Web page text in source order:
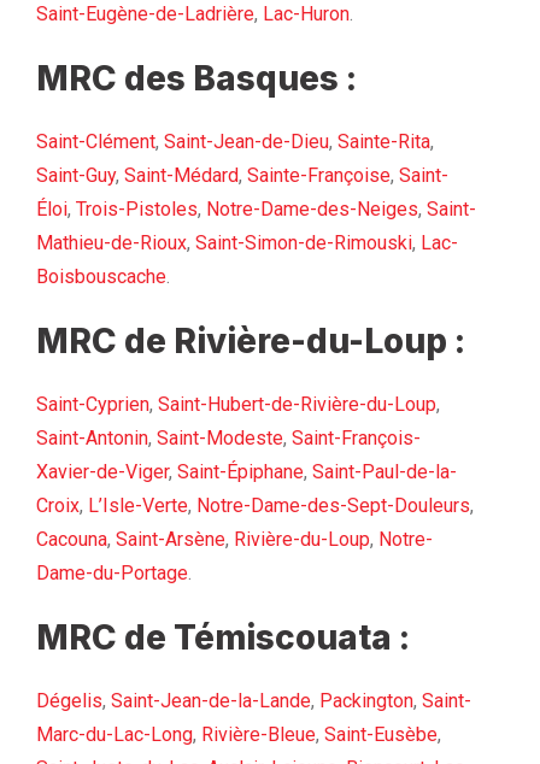
Saint-Eugène-de-Ladrière, Lac-Huron.
MRC des Basques :
Saint-Clément, Saint-Jean-de-Dieu, Sainte-Rita,
Saint-Guy, Saint-Médard, Sainte-Françoise, Saint-
Éloi, Trois-Pistoles, Notre-Dame-des-Neiges, Saint-
Mathieu-de-Rioux, Saint-Simon-de-Rimouski, Lac-
Boisbouscache.
MRC de Rivière-du-Loup :
Saint-Cyprien, Saint-Hubert-de-Rivière-du-Loup,
Saint-Antonin, Saint-Modeste, Saint-François-
Xavier-de-Viger, Saint-Épiphane, Saint-Paul-de-la-
Croix, L’Isle-Verte, Notre-Dame-des-Sept-Douleurs,
Cacouna, Saint-Arsène, Rivière-du-Loup, Notre-
Dame-du-Portage.
MRC de Témiscouata :
Dégelis, Saint-Jean-de-la-Lande, Packington, Saint-
Marc-du-Lac-Long, Rivière-Bleue, Saint-Eusèbe,